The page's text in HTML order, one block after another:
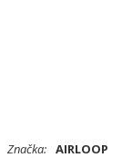
Značka: AIRLOOP